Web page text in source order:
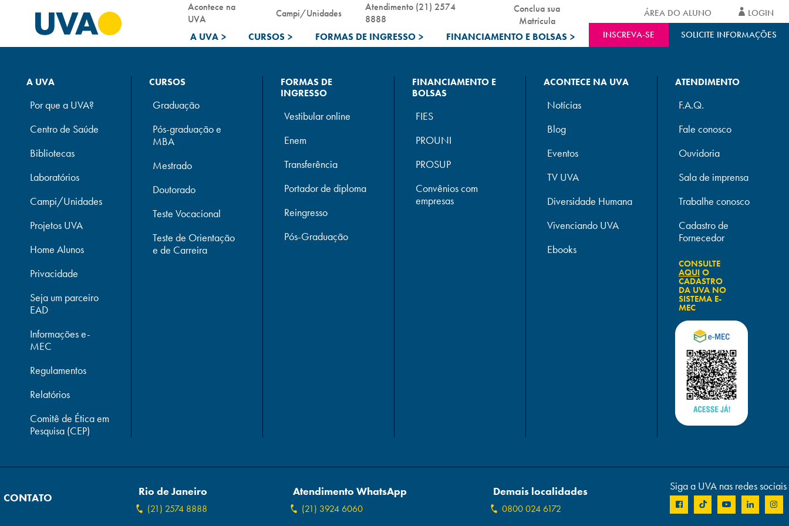
A UVA > CURSOS > FORMAS DE INGRESSO > FINANCIAMENTO E BOLSAS >
Acontece na
UVA
Campi/Unidades
Atendimento (21) 2574
8888
Conclua sua
Matrícula
INSCREVA-SE SOLICITE INFORMAÇÕES
ÁREA DO ALUNO LOGIN
A UVA
Por que a UVA?
Centro de Saúde
Bibliotecas
Laboratórios
Campi/Unidades
Projetos UVA
Home Alunos
Privacidade
Seja um parceiro
EAD
Informações e-
MEC
Regulamentos
Relatórios
Comitê de Ética em
Pesquisa (CEP)
CURSOS
Graduação
Pós-graduação e
MBA
Mestrado
Doutorado
Teste Vocacional
Teste de Orientação
e de Carreira
FORMAS DE
INGRESSO
Vestibular online
Enem
Transferência
Portador de diploma
Reingresso
Pós-Graduação
FINANCIAMENTO E
BOLSAS
FIES
PROUNI
PROSUP
Convênios com
empresas
ACONTECE NA UVA
Notícias
Blog
Eventos
TV UVA
Diversidade Humana
Vivenciando UVA
Ebooks
ATENDIMENTO
F.A.Q.
Fale conosco
Ouvidoria
Sala de imprensa
Trabalhe conosco
Cadastro de
Fornecedor
CONSULTE
AQUIO
CADASTRO
DA UVA NO
SISTEMA E-
MEC
CONTATO Rio de Janeiro
(21) 2574 8888
Atendimento WhatsApp
(21) 3924 6060
Demais localidades
0800 024 6172
Siga a UVA nas redes sociais